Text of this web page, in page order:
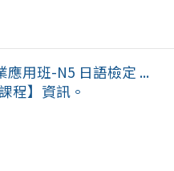
用班-N5 日語檢定 ...
程】資訊。